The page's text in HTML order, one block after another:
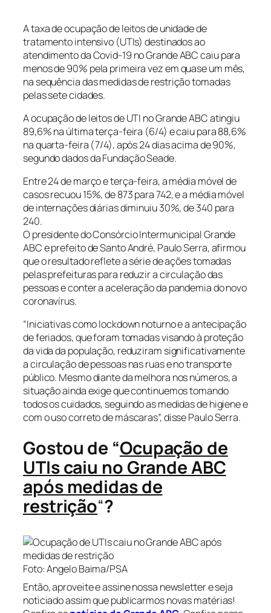
A taxa de ocupação de leitos de unidade de
tratamento intensivo (UTIs) destinados ao
atendimento da Covid-19 no Grande ABC caiu para
menos de 90% pela primeira vez em quase um mês,
na sequência das medidas de restrição tomadas
pelas sete cidades.
A ocupação de leitos de UTI no Grande ABC atingiu
89,6% na última terça-feira (6/4) e caiu para 88,6%
na quarta-feira (7/4), após 24 dias acima de 90%,
segundo dados da Fundação Seade.
Entre 24 de março e terça-feira, a média móvel de
casos recuou 15%, de 873 para 742, e a média móvel
de internações diárias diminuiu 30%, de 340 para
240.
O presidente do Consórcio Intermunicipal Grande
ABC e prefeito de Santo André, Paulo Serra, afirmou
que o resultado reflete a série de ações tomadas
pelas prefeituras para reduzir a circulação das
pessoas e conter a aceleração da pandemia do novo
coronavírus.
“Iniciativas como lockdown noturno e a antecipação
de feriados, que foram tomadas visando à proteção
da vida da população, reduziram significativamente
a circulação de pessoas nas ruas e no transporte
público. Mesmo diante da melhora nos números, a
situação ainda exige que continuemos tomando
todos os cuidados, seguindo as medidas de higiene e
com o uso correto de máscaras”, disse Paulo Serra.
Gostou de “Ocupação de
UTIs caiu no Grande ABC
após medidas de
restrição“?
Foto: Angelo Baima/PSA
Então, aproveite e assine nossa newsletter e seja
noticiado assim que publicarmos novas matérias!